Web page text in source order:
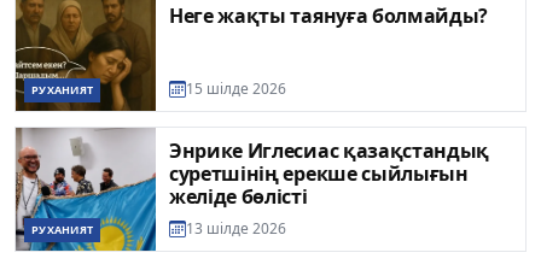
РУХАНИЯТ
Неге жақты таянуға болмайды?
15 шілде 2026
РУХАНИЯТ
Энрике Иглесиас қазақстандық
суретшінің ерекше сыйлығын
желіде бөлісті
13 шілде 2026